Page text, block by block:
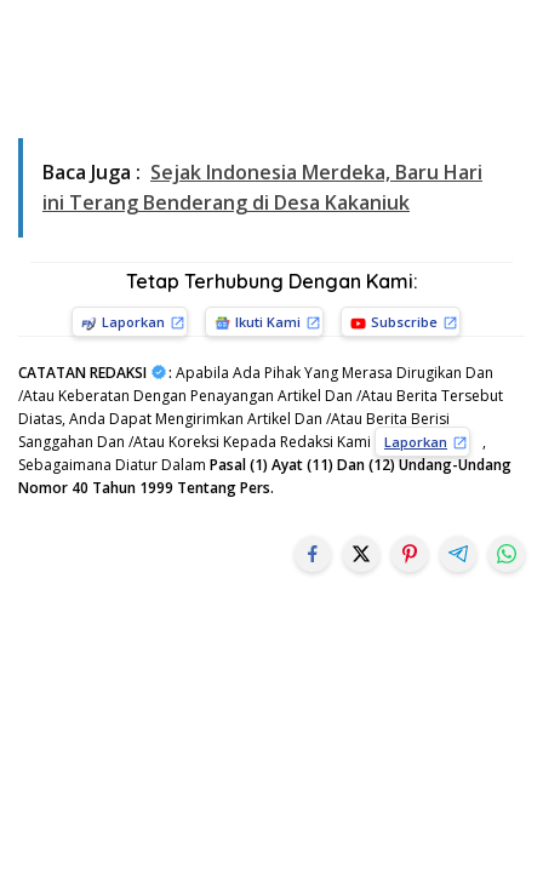
Baca Juga : Sejak Indonesia Merdeka, Baru Hari
ini Terang Benderang di Desa Kakaniuk
Tetap Terhubung Dengan Kami:
Laporkan Ikuti Kami Subscribe
CATATAN REDAKSI : Apabila Ada Pihak Yang Merasa Dirugikan Dan
/Atau Keberatan Dengan Penayangan Artikel Dan /Atau Berita Tersebut
Diatas, Anda Dapat Mengirimkan Artikel Dan /Atau Berita Berisi
Sanggahan Dan /Atau Koreksi Kepada Redaksi Kami
Laporkan
,
Sebagaimana Diatur Dalam Pasal (1) Ayat (11) Dan (12) Undang-Undang
Nomor 40 Tahun 1999 Tentang Pers.